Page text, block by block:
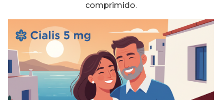
comprimido.